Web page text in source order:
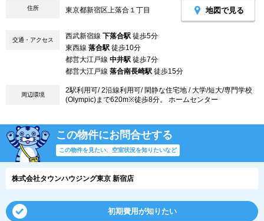
住所 東京都新宿区上落合１丁目 地図で見る
交通・アクセス 西武新宿線 下落合駅 徒歩5分
東西線 落合駅 徒歩10分
都営大江戸線 中井駅 徒歩7分
都営大江戸線 落合南長崎駅 徒歩15分
周辺環境
2駅利用可/ 2沿線利用可/ 閑静な住宅地 / 大学/短大/専門学校
(Olympic)まで620m※徒歩8分。 ホームセンター
この物件にお問合せする
この物件を見たい、空室状況を知りたいなど
株式会社タウンハウジング東京 新宿店
初期費用が知りたい